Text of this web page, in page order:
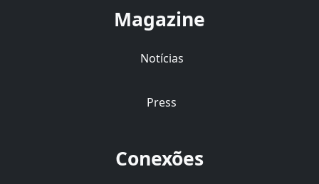
Magazine
Notícias
Press
Conexões